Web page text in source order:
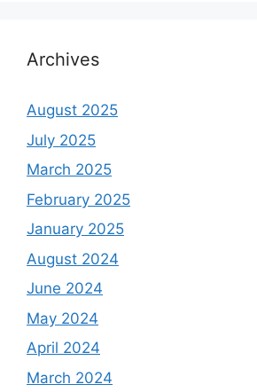
Archives
August 2025
July 2025
March 2025
February 2025
January 2025
August 2024
June 2024
May 2024
April 2024
March 2024